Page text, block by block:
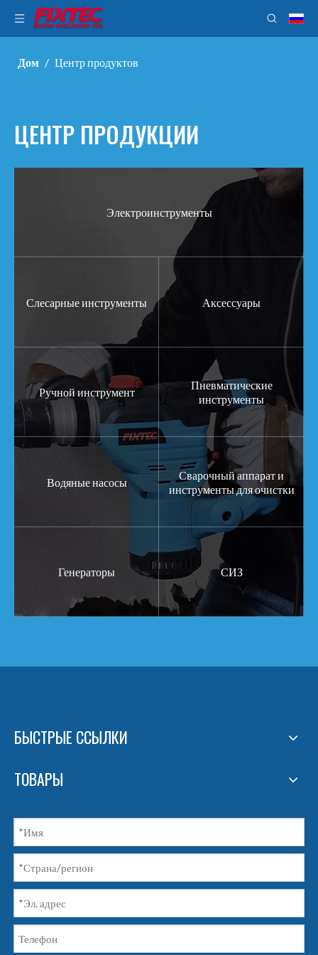
Дом / Центр продуктов
ЦЕНТР ПРОДУКЦИИ
Электроинструменты
Слесарные инструменты Аксессуары
Ручной инструмент
Пневматические
инструменты
Водяные насосы
Сварочный аппарат и
инструменты для очистки
Генераторы СИЗ
БЫСТРЫЕ ССЫЛКИ
ТОВАРЫ